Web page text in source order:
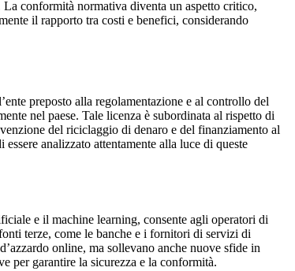
conformità normativa diventa un aspetto critico,
il rapporto tra costi e benefici, considerando
preposto alla regolamentazione e al controllo del
nel paese. Tale licenza è subordinata al rispetto di
del riciclaggio di denaro e del finanziamento al
analizzato attentamente alla luce di queste
e il machine learning, consente agli operatori di
terze, come le banche e i fornitori di servizi di
online, ma sollevano anche nuove sfide in
per garantire la sicurezza e la conformità.